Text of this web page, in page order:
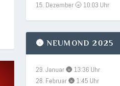
15. Dezember 🌝 10:03 Uhr
🌚 NEUMOND 2025
29. Januar 🌚 13:36 Uhr
28. Februar 🌚 1:45 Uhr